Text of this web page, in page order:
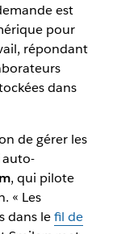
est
pour
répondant
dans
de gérer les
auto-
, qui pilote
« Les
dans lefil de